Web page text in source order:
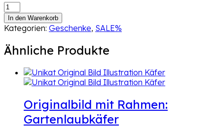
Weisses
Häuschen
Menge
In den Warenkorb
Kategorien: Geschenke, SALE%
Ähnliche Produkte
Originalbild mit Rahmen:
Gartenlaubkäfer